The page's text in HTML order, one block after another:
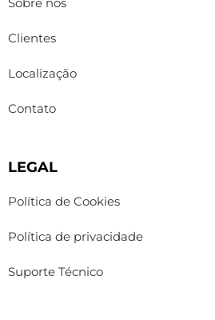
Clientes
Localização
Contato
LEGAL
Política de Cookies
Política de privacidade
Suporte Técnico